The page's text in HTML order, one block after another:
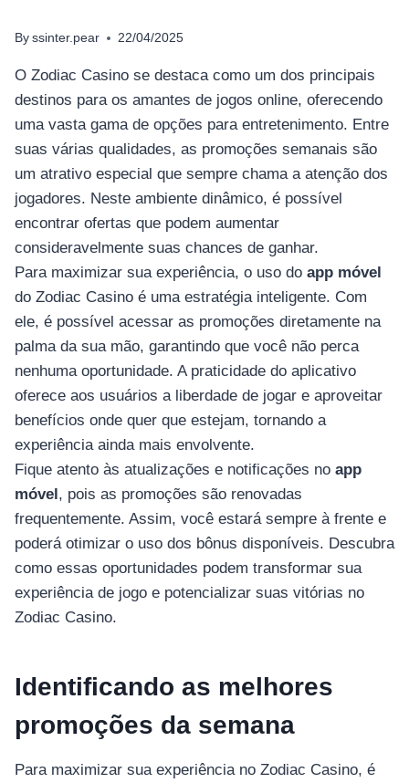
By ssinter.pear 22/04/2025
O Zodiac Casino se destaca como um dos principais
destinos para os amantes de jogos online, oferecendo
uma vasta gama de opções para entretenimento. Entre
suas várias qualidades, as promoções semanais são
um atrativo especial que sempre chama a atenção dos
jogadores. Neste ambiente dinâmico, é possível
encontrar ofertas que podem aumentar
consideravelmente suas chances de ganhar.
Para maximizar sua experiência, o uso do app móvel
do Zodiac Casino é uma estratégia inteligente. Com
ele, é possível acessar as promoções diretamente na
palma da sua mão, garantindo que você não perca
nenhuma oportunidade. A praticidade do aplicativo
oferece aos usuários a liberdade de jogar e aproveitar
benefícios onde quer que estejam, tornando a
experiência ainda mais envolvente.
Fique atento às atualizações e notificações no app
móvel , pois as promoções são renovadas
frequentemente. Assim, você estará sempre à frente e
poderá otimizar o uso dos bônus disponíveis. Descubra
como essas oportunidades podem transformar sua
experiência de jogo e potencializar suas vitórias no
Zodiac Casino.
Identificando as melhores
promoções da semana
Para maximizar sua experiência no Zodiac Casino, é